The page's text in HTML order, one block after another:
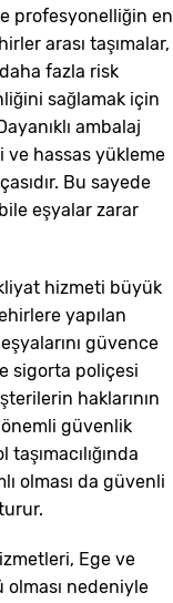
profesyonelliğin en
arası taşımalar,
fazla risk
sağlamak için
ambalaj
ve hassas yükleme
Bu sayede
eşyalar zarar
hizmeti büyük
yapılan
güvence
sigorta poliçesi
haklarının
güvenlik
olması da güvenli
Ege ve
olması nedeniyle